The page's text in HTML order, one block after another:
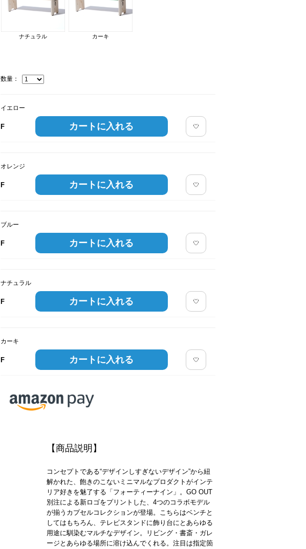
ナチュラル カーキ
数量：
イエロー
F カートに入れる
オレンジ
F カートに入れる
ブルー
F カートに入れる
ナチュラル
F カートに入れる
カーキ
F カートに入れる
【商品説明】
コンセプトである“デザインしすぎないデザイン”から紐
解かれた、飽きのこないミニマルなプロダクトがインテ
リア好きを魅了する「フォーティーナイン」。GO OUT
別注による新ロゴをプリントした、4つのコラボモデル
が揃うカプセルコレクションが登場。こちらはベンチと
してはもちろん、テレビスタンドに飾り台にとあらゆる
用途に馴染むマルチなデザイン。リビング・書斎・ガレ
ージとあらゆる場所に溶け込んでくれる。注目は指定箇